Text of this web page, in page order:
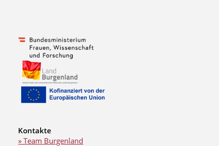
Kontakte
» Team Burgenland